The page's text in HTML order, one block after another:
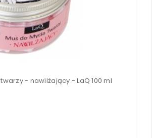
- nawilżający - LaQ 100 ml